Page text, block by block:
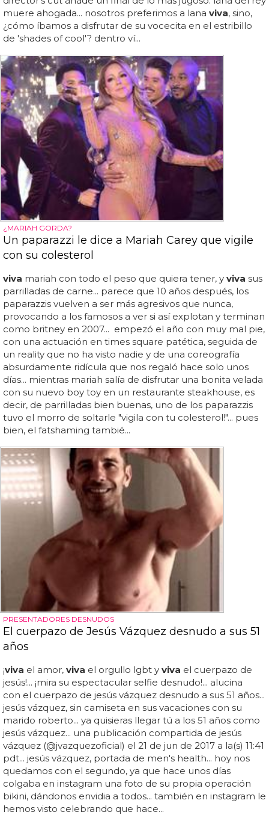
muere ahogada... nosotros preferimos a lana viva, sino,
¿cómo íbamos a disfrutar de su vocecita en el estribillo
de 'shades of cool'? dentro ví...
¿MARIAH GORDA?
Un paparazzi le dice a Mariah Carey que vigile
con su colesterol
viva mariah con todo el peso que quiera tener, y viva sus
parrilladas de carne... parece que 10 años después, los
paparazzis vuelven a ser más agresivos que nunca,
provocando a los famosos a ver si así explotan y terminan
como britney en 2007... empezó el año con muy mal pie,
con una actuación en times square patética, seguida de
un reality que no ha visto nadie y de una coreografía
absurdamente ridícula que nos regaló hace solo unos
días... mientras mariah salía de disfrutar una bonita velada
con su nuevo boy toy en un restaurante steakhouse, es
decir, de parrilladas bien buenas, uno de los paparazzis
tuvo el morro de soltarle "vigila con tu colesterol!"... pues
bien, el fatshaming tambié...
PRESENTADORES DESNUDOS
El cuerpazo de Jesús Vázquez desnudo a sus 51
años
¡viva el amor, viva el orgullo lgbt y viva el cuerpazo de
jesús!... ¡mira su espectacular selfie desnudo!... alucina
con el cuerpazo de jesús vázquez desnudo a sus 51 años...
jesús vázquez, sin camiseta en sus vacaciones con su
marido roberto... ya quisieras llegar tú a los 51 años como
jesús vázquez... una publicación compartida de jesús
vázquez (@jvazquezoficial) el 21 de jun de 2017 a la(s) 11:41
pdt... jesús vázquez, portada de men's health... hoy nos
quedamos con el segundo, ya que hace unos días
colgaba en instagram una foto de su propia operación
bikini, dándonos envidia a todos... también en instagram le
hemos visto celebrando que hace...